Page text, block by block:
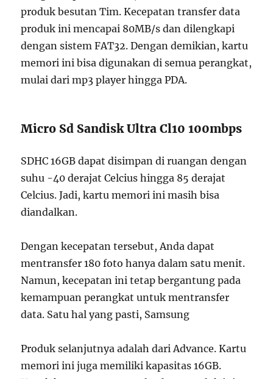
produk besutan Tim. Kecepatan transfer data
produk ini mencapai 80MB/s dan dilengkapi
dengan sistem FAT32. Dengan demikian, kartu
memori ini bisa digunakan di semua perangkat,
mulai dari mp3 player hingga PDA.
Micro Sd Sandisk Ultra Cl10 100mbps
SDHC 16GB dapat disimpan di ruangan dengan
suhu -40 derajat Celcius hingga 85 derajat
Celcius. Jadi, kartu memori ini masih bisa
diandalkan.
Dengan kecepatan tersebut, Anda dapat
mentransfer 180 foto hanya dalam satu menit.
Namun, kecepatan ini tetap bergantung pada
kemampuan perangkat untuk mentransfer
data. Satu hal yang pasti, Samsung
Produk selanjutnya adalah dari Advance. Kartu
memori ini juga memiliki kapasitas 16GB.